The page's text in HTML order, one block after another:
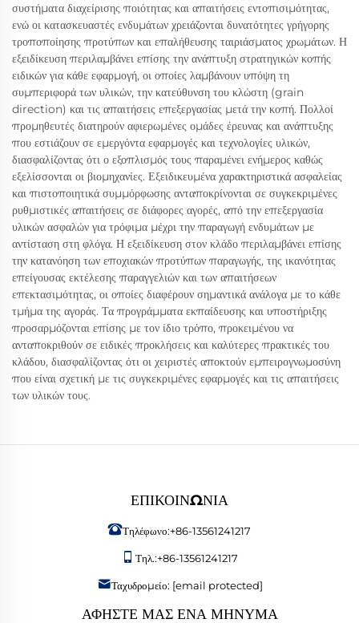
συστήματα διαχείρισης ποιότητας και απαιτήσεις εντοπισιμότητας,
ενώ οι κατασκευαστές ενδυμάτων χρειάζονται δυνατότητες γρήγορης
τροποποίησης προτύπων και επαλήθευσης ταιριάσματος χρωμάτων. Η
εξειδίκευση περιλαμβάνει επίσης την ανάπτυξη στρατηγικών κοπής
ειδικών για κάθε εφαρμογή, οι οποίες λαμβάνουν υπόψη τη
συμπεριφορά των υλικών, την κατεύθυνση του κλώστη (grain
direction) και τις απαιτήσεις επεξεργασίας μετά την κοπή. Πολλοί
προμηθευτές διατηρούν αφιερωμένες ομάδες έρευνας και ανάπτυξης
που εστιάζουν σε εμεργόντα εφαρμογές και τεχνολογίες υλικών,
διασφαλίζοντας ότι ο εξοπλισμός τους παραμένει ενήμερος καθώς
εξελίσσονται οι βιομηχανίες. Εξειδικευμένα χαρακτηριστικά ασφαλείας
και πιστοποιητικά συμμόρφωσης ανταποκρίνονται σε συγκεκριμένες
ρυθμιστικές απαιτήσεις σε διάφορες αγορές, από την επεξεργασία
υλικών ασφαλών για τρόφιμα μέχρι την παραγωγή ενδυμάτων με
αντίσταση στη φλόγα. Η εξειδίκευση στον κλάδο περιλαμβάνει επίσης
την κατανόηση των εποχιακών προτύπων παραγωγής, της ικανότητας
επείγουσας εκτέλεσης παραγγελιών και των απαιτήσεων
επεκτασιμότητας, οι οποίες διαφέρουν σημαντικά ανάλογα με το κάθε
τμήμα της αγοράς. Τα προγράμματα εκπαίδευσης και υποστήριξης
προσαρμόζονται επίσης με τον ίδιο τρόπο, προκειμένου να
ανταποκριθούν σε ειδικές προκλήσεις και καλύτερες πρακτικές του
κλάδου, διασφαλίζοντας ότι οι χειριστές αποκτούν εμπειρογνωμοσύνη
που είναι σχετική με τις συγκεκριμένες εφαρμογές και τις απαιτήσεις
των υλικών τους.
ΕΠΙΚΟΙΝΩΝΊΑ
Τηλέφωνο:+86-13561241217
Τηλ.:+86-13561241217
Ταχυδρομείο: [email protected]
ΑΦΉΣΤΕ ΜΑΣ ΈΝΑ ΜΉΝΥΜΑ